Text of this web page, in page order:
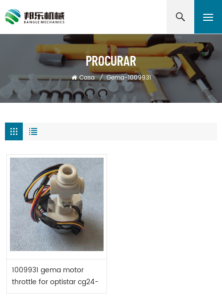
PROCURAR
Casa / Gema-1009931
1009931 gema motor
throttle for optistar cg24-
cp cg12-cp